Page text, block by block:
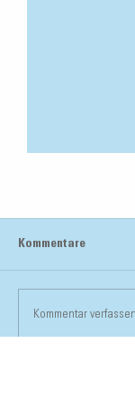
Coop
Kommentare
Kommentar